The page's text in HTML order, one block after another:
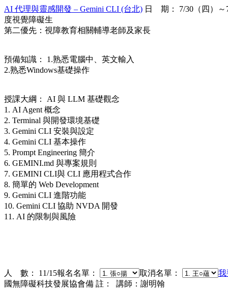
AI 代理與靈感開發 – Gemini CLI (台北) 日 期： 7/30（四）～
度視覺障礙生
第二優先：視障教育相關輔導老師及家長
預備知識： 1.熟悉電腦中、英文輸入
2.熟悉Windows基礎操作
授課大綱： AI 與 LLM 基礎觀念
1. AI Agent 概念
2. Terminal 與開發環境基礎
3. Gemini CLI 安裝與設定
4. Gemini CLI 基本操作
5. Prompt Engineering 簡介
6. GEMINI.md 與專案規則
7. GEMINI CLI與 CLI 應用程式合作
8. 簡單的 Web Development
9. Gemini CLI 進階功能
10. Gemini CLI 協助 NVDA 開發
11. AI 的限制與風險
人 數： 11/15報名名單： 取消名單：
我
國無障礙科技發展協會備 註： 講師：謝明翰